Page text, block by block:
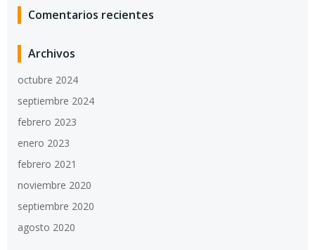
Comentarios recientes
Archivos
octubre 2024
septiembre 2024
febrero 2023
enero 2023
febrero 2021
noviembre 2020
septiembre 2020
agosto 2020